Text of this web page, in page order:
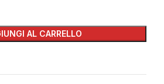
AL CARRELLO